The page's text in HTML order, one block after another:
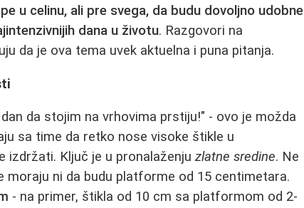
u celinu, ali pre svega, da budu dovoljno udobne
dana u životu. Razgovori na
da je ova tema uvek aktuelna i puna pitanja.
da stojim na vrhovima prstiju!" - ovo je možda
sa time da retko nose visoke štikle u
izdržati. Ključ je u pronalaženjuzlatne sredine. Ne
moraju ni da budu platforme od 15 centimetara.
- na primer, štikla od 10 cm sa platformom od 2-